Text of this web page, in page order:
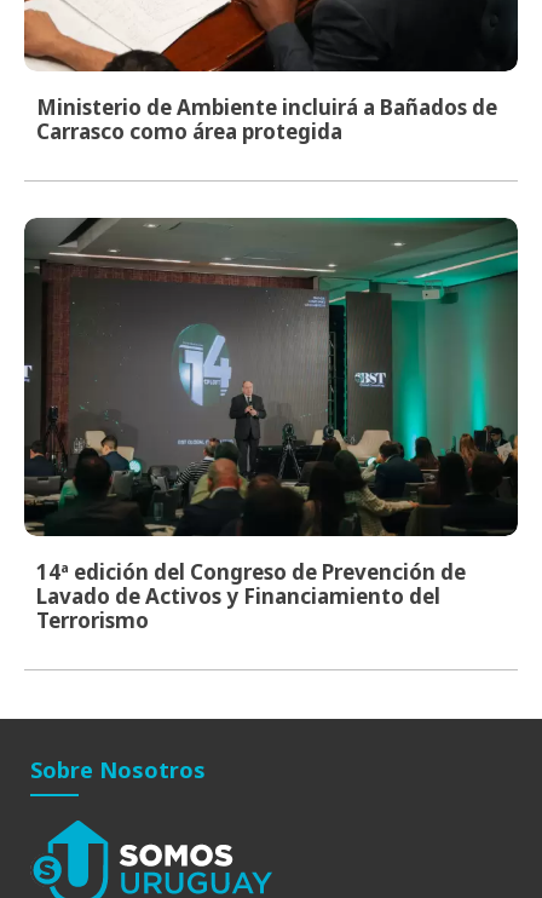
Ministerio de Ambiente incluirá a Bañados de
Carrasco como área protegida
14ª edición del Congreso de Prevención de
Lavado de Activos y Financiamiento del
Terrorismo
Sobre Nosotros